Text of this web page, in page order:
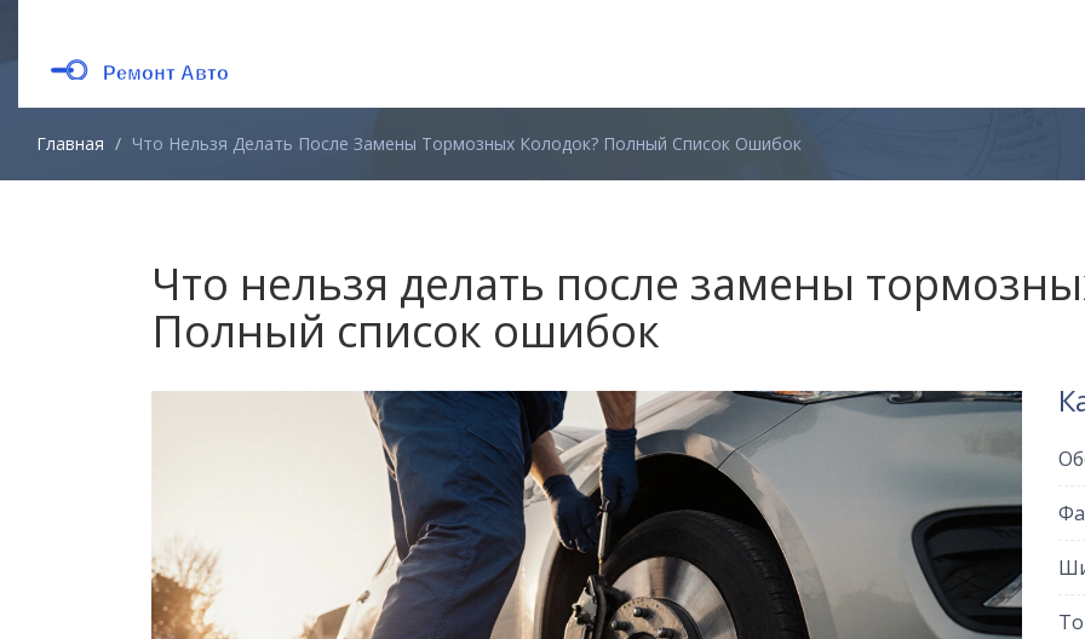
Главная Что Нельзя Делать После Замены Тормозных Колодок? Полный Список Ошибок
Что нельзя делать после замены
Полный список ошибок